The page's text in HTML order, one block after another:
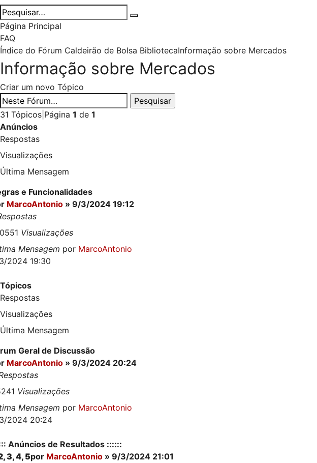
Página Principal
FAQ
Índice do Fórum Caldeirão de Bolsa BibliotecaInformação sobre Mercados
Informação sobre Mercados
Criar um novo Tópico
31 Tópicos Página 1 de 1
Anúncios
Respostas
Visualizações
Última Mensagem
e Funcionalidades
MarcoAntonio » 9/3/2024 19:12
Visualizações
Mensagem por MarcoAntonio
2024 19:30
Tópicos
Respostas
Visualizações
Última Mensagem
Geral de Discussão
MarcoAntonio » 9/3/2024 20:24
Visualizações
Mensagem por MarcoAntonio
2024 20:24
Anúncios de Resultados ::::::
,3,4, 5por MarcoAntonio » 9/3/2024 21:01